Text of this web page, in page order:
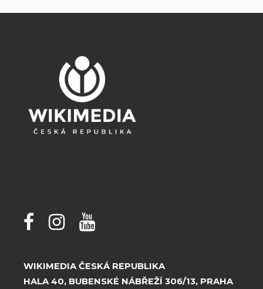
WIKIMEDIA ČESKÁ REPUBLIKA
HALA 40, BUBENSKÉ NÁBŘEŽÍ 306/13, PRAHA